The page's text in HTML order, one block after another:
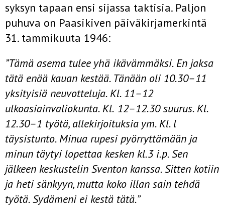
syksyn tapaan ensi sijassa taktisia. Paljon
puhuva on Paasikiven päiväkirjamerkintä
31. tammikuuta 1946:
”Tämä asema tulee yhä ikävämmäksi. En jaksa
tätä enää kauan kestää. Tänään oli 10.30–11
yksityisiä neuvotteluja. Kl. 11–12
ulkoasiainvaliokunta. Kl. 12–12.30 suurus. Kl.
12.30–1 työtä, allekirjoituksia ym. Kl. l
täysistunto. Minua rupesi pyörryttämään ja
minun täytyi lopettaa kesken kl.3 i.p. Sen
jälkeen keskustelin Sventon kanssa. Sitten kotiin
ja heti sänkyyn, mutta koko illan sain tehdä
työtä. Sydämeni ei kestä tätä.”